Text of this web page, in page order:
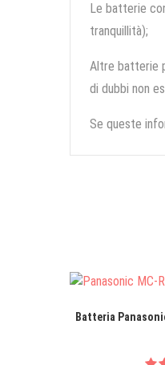
Le batterie
tranquillità);
Altre batterie
di dubbi non
Se queste
Batteria